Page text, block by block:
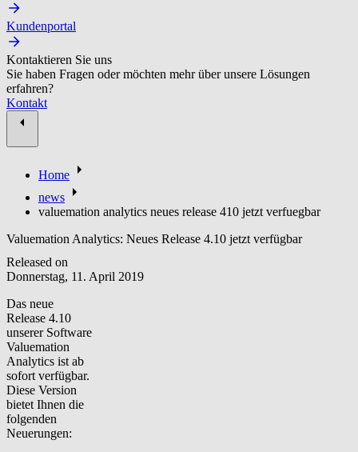
Kundenportal
Kontaktieren Sie uns
Sie haben Fragen oder möchten mehr über unsere Lösungen
erfahren?
Kontakt
Home
news
valuemation analytics neues release 410 jetzt verfuegbar
Valuemation Analytics: Neues Release 4.10 jetzt verfügbar
Released on
Donnerstag, 11. April 2019
Das neue
Release 4.10
unserer Software
Valuemation
Analytics ist ab
sofort verfügbar.
Diese Version
bietet Ihnen die
folgenden
Neuerungen: